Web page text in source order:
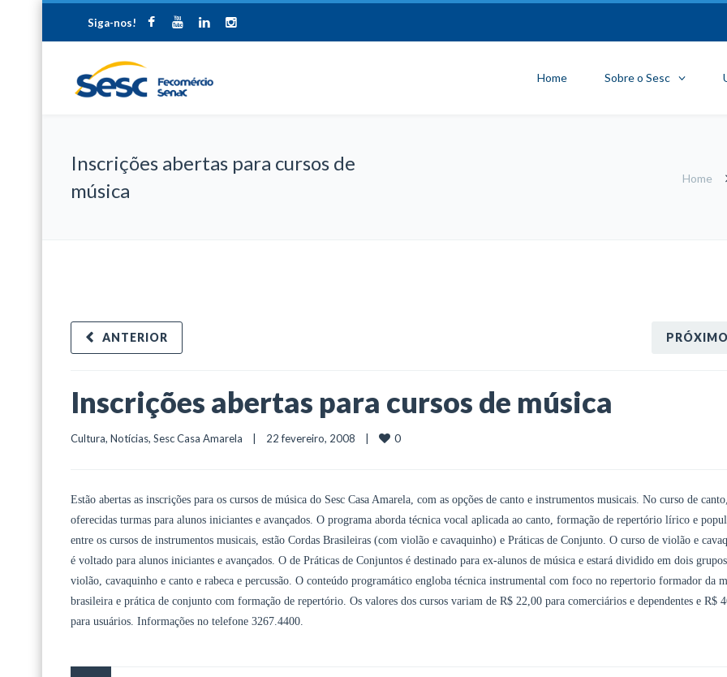
Siga-nos!
Home Sobre o Sesc
Inscrições abertas para cursos de
música
Home
PRÓXIMO
ANTERIOR
Inscrições abertas para cursos de música
Cultura, Notícias, Sesc Casa Amarela
    |    22 fevereiro, 2008    |
0
Estão abertas as inscrições para os cursos de música do Sesc Casa Amarela, com as opções de canto e instrumentos musicais. No curso de
oferecidas turmas para alunos iniciantes e avançados. O programa aborda técnica vocal aplicada ao canto, formação de repertório lírico e
entre os cursos de instrumentos musicais, estão Cordas Brasileiras (com violão e cavaquinho) e Práticas de Conjunto. O curso de violão e
é voltado para alunos iniciantes e avançados. O de Práticas de Conjuntos é destinado para ex-alunos de música e estará dividido em dois
violão, cavaquinho e canto e rabeca e percussão. O conteúdo programático engloba técnica instrumental com foco no repertorio formador da
brasileira e prática de conjunto com formação de repertório. Os valores dos cursos variam de R$ 22,00 para comerciários e dependentes e R$
para usuários. Informações no telefone 3267.4400.